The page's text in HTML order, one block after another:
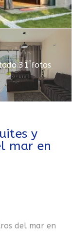
31 fotos
y
mar en
del mar en